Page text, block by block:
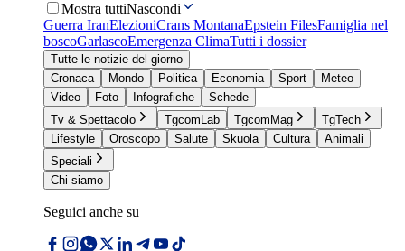
Mostra tuttiNascondi
Guerra IranElezioniCrans MontanaEpstein FilesFamiglia nel
boscoGarlascoEmergenza ClimaTutti i dossier
Tutte le notizie del giorno
Cronaca
Mondo Politica Economia Sport
Meteo
Video
Foto Infografiche
Schede
Tv & Spettacolo
TgcomLab TgcomMag
TgTech
Lifestyle
Oroscopo Salute Skuola Cultura
Animali
Speciali
Chi siamo
Seguici anche su